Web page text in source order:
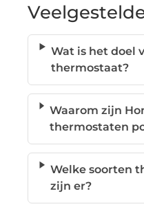
Wat is het doel
thermostaat?
Waarom zijn
thermostaten
Welke soorten
zijn er?